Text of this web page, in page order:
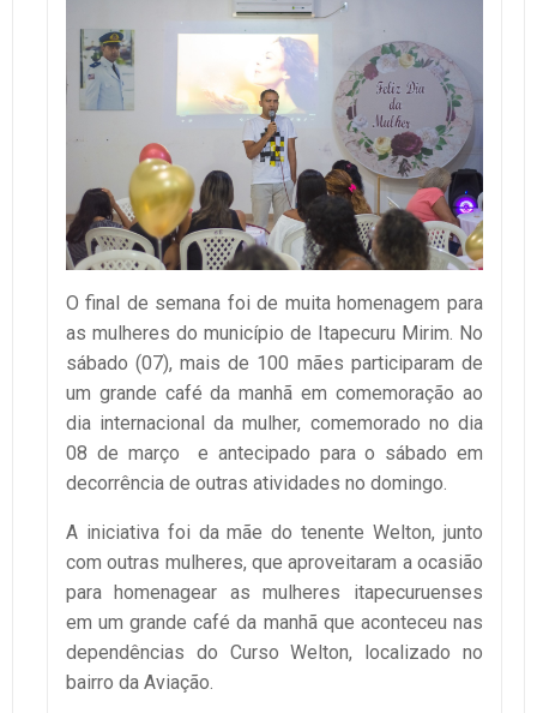
O final de semana foi de muita homenagem para
as mulheres do município de Itapecuru Mirim. No
sábado (07), mais de 100 mães participaram de
um grande café da manhã em comemoração ao
dia internacional da mulher, comemorado no dia
08 de março e antecipado para o sábado em
decorrência de outras atividades no domingo.
A iniciativa foi da mãe do tenente Welton, junto
com outras mulheres, que aproveitaram a ocasião
para homenagear as mulheres itapecuruenses
em um grande café da manhã que aconteceu nas
dependências do Curso Welton, localizado no
bairro da Aviação.